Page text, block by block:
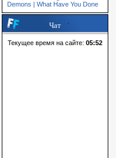
Demons | What Have You Done
Чат
Текущее время на сайте: 05:52